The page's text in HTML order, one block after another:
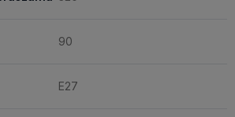
90
E27